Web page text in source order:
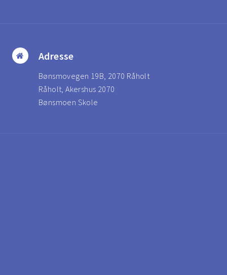
Adresse
Bønsmovegen 19B, 2070 Råholt
Råholt, Akershus 2070
Bønsmoen Skole